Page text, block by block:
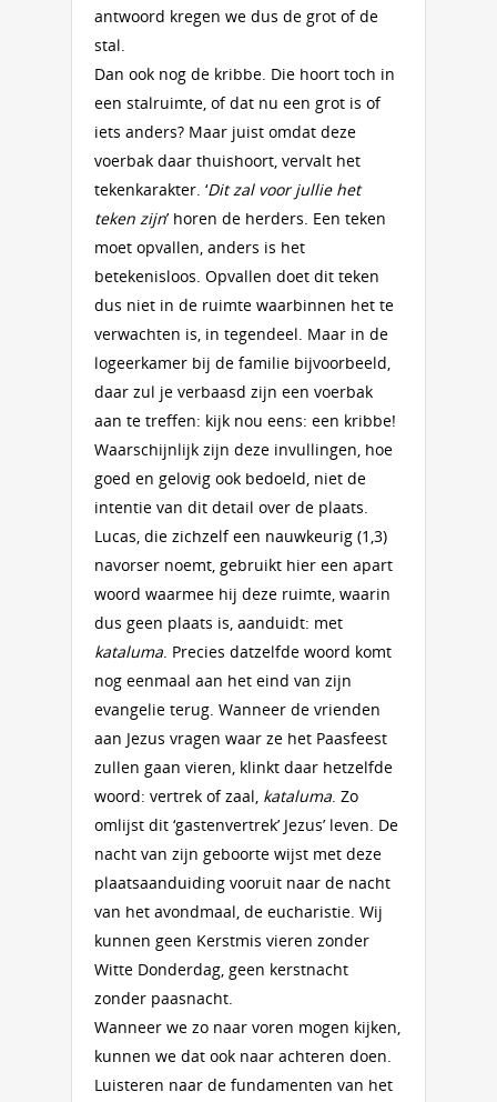
antwoord kregen we dus de grot of de
stal.
Dan ook nog de kribbe. Die hoort toch in
een stalruimte, of dat nu een grot is of
iets anders? Maar juist omdat deze
voerbak daar thuishoort, vervalt het
tekenkarakter. ‘Dit zal voor jullie het
teken zijn’ horen de herders. Een teken
moet opvallen, anders is het
betekenisloos. Opvallen doet dit teken
dus niet in de ruimte waarbinnen het te
verwachten is, in tegendeel. Maar in de
logeerkamer bij de familie bijvoorbeeld,
daar zul je verbaasd zijn een voerbak
aan te treffen: kijk nou eens: een kribbe!
Waarschijnlijk zijn deze invullingen, hoe
goed en gelovig ook bedoeld, niet de
intentie van dit detail over de plaats.
Lucas, die zichzelf een nauwkeurig (1,3)
navorser noemt, gebruikt hier een apart
woord waarmee hij deze ruimte, waarin
dus geen plaats is, aanduidt: met
kataluma. Precies datzelfde woord komt
nog eenmaal aan het eind van zijn
evangelie terug. Wanneer de vrienden
aan Jezus vragen waar ze het Paasfeest
zullen gaan vieren, klinkt daar hetzelfde
woord: vertrek of zaal, kataluma. Zo
omlijst dit ‘gastenvertrek’ Jezus’ leven. De
nacht van zijn geboorte wijst met deze
plaatsaanduiding vooruit naar de nacht
van het avondmaal, de eucharistie. Wij
kunnen geen Kerstmis vieren zonder
Witte Donderdag, geen kerstnacht
zonder paasnacht.
Wanneer we zo naar voren mogen kijken,
kunnen we dat ook naar achteren doen.
Luisteren naar de fundamenten van het